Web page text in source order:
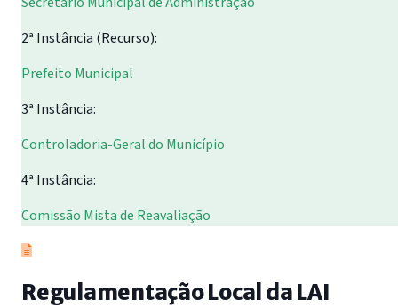
2ª Instância (Recurso):
Prefeito Municipal
3ª Instância:
Controladoria-Geral do Município
4ª Instância:
Comissão Mista de Reavaliação
Regulamentação Local da LAI